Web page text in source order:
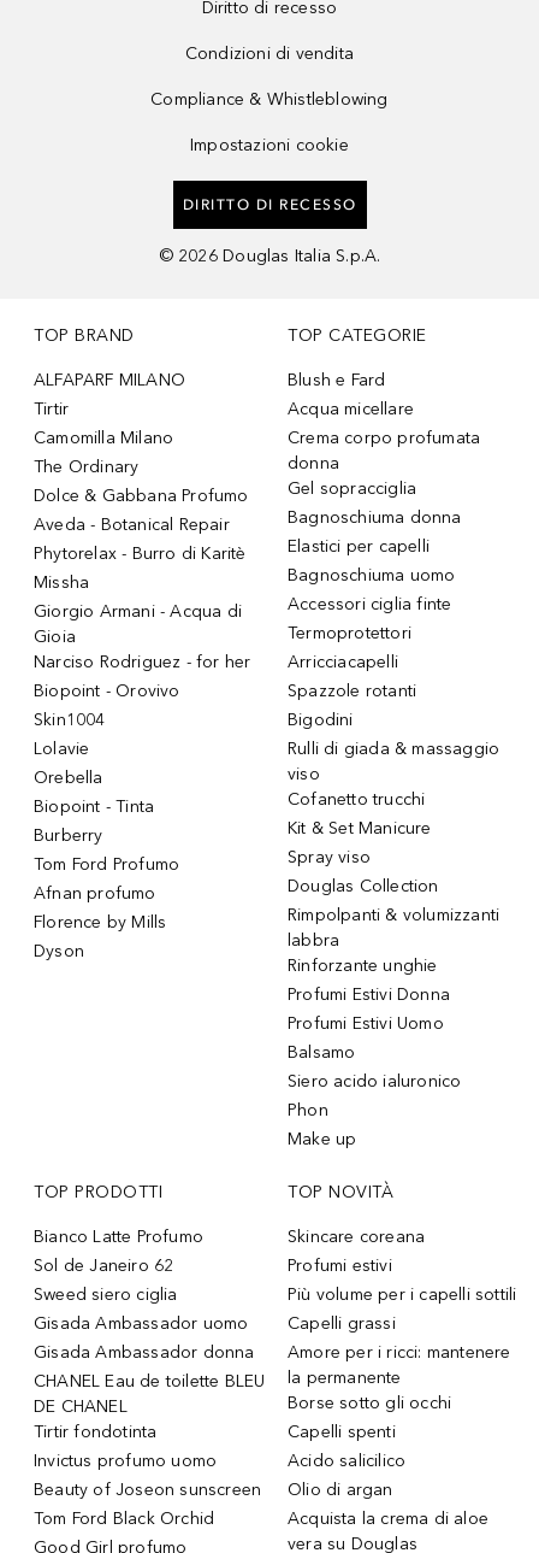
Diritto di recesso
Condizioni di vendita
Compliance & Whistleblowing
Impostazioni cookie
DIRITTO DI RECESSO
© 2026 Douglas Italia S.p.A.
TOP BRAND
ALFAPARF MILANO
Tirtir
Camomilla Milano
The Ordinary
Dolce & Gabbana Profumo
Aveda - Botanical Repair
Phytorelax - Burro di Karitè
Missha
Giorgio Armani - Acqua di
Gioia
Narciso Rodriguez - for her
Biopoint - Orovivo
Skin1004
Lolavie
Orebella
Biopoint - Tinta
Burberry
Tom Ford Profumo
Afnan profumo
Florence by Mills
Dyson
TOP CATEGORIE
Blush e Fard
Acqua micellare
Crema corpo profumata
donna
Gel sopracciglia
Bagnoschiuma donna
Elastici per capelli
Bagnoschiuma uomo
Accessori ciglia finte
Termoprotettori
Arricciacapelli
Spazzole rotanti
Bigodini
Rulli di giada & massaggio
viso
Cofanetto trucchi
Kit & Set Manicure
Spray viso
Douglas Collection
Rimpolpanti & volumizzanti
labbra
Rinforzante unghie
Profumi Estivi Donna
Profumi Estivi Uomo
Balsamo
Siero acido ialuronico
Phon
Make up
TOP PRODOTTI
Bianco Latte Profumo
Sol de Janeiro 62
Sweed siero ciglia
Gisada Ambassador uomo
Gisada Ambassador donna
CHANEL Eau de toilette BLEU
DE CHANEL
Tirtir fondotinta
Invictus profumo uomo
Beauty of Joseon sunscreen
Tom Ford Black Orchid
Good Girl profumo
TOP NOVITÀ
Skincare coreana
Profumi estivi
Più volume per i capelli sottili
Capelli grassi
Amore per i ricci: mantenere
la permanente
Borse sotto gli occhi
Capelli spenti
Acido salicilico
Olio di argan
Acquista la crema di aloe
vera su Douglas